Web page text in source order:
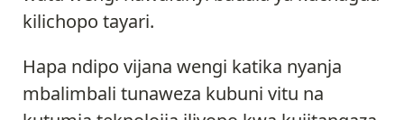
kilichopo tayari.
Hapa ndipo vijana wengi katika nyanja
mbalimbali tunaweza kubuni vitu na